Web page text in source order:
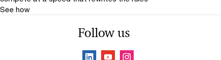
See how
Follow us